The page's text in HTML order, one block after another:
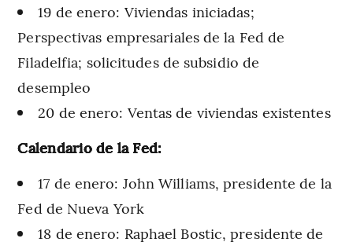
19 de enero: Viviendas iniciadas;
Perspectivas empresariales de la Fed de
Filadelfia; solicitudes de subsidio de
desempleo
20 de enero: Ventas de viviendas existentes
Calendario de la Fed:
17 de enero: John Williams, presidente de la
Fed de Nueva York
18 de enero: Raphael Bostic, presidente de